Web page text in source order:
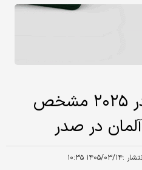
غول واردات جهان در ۲۰۲۵ مشخص
در صدر
:۱۴۰۵/۰۳/۱۴ ۱۰:۳۵